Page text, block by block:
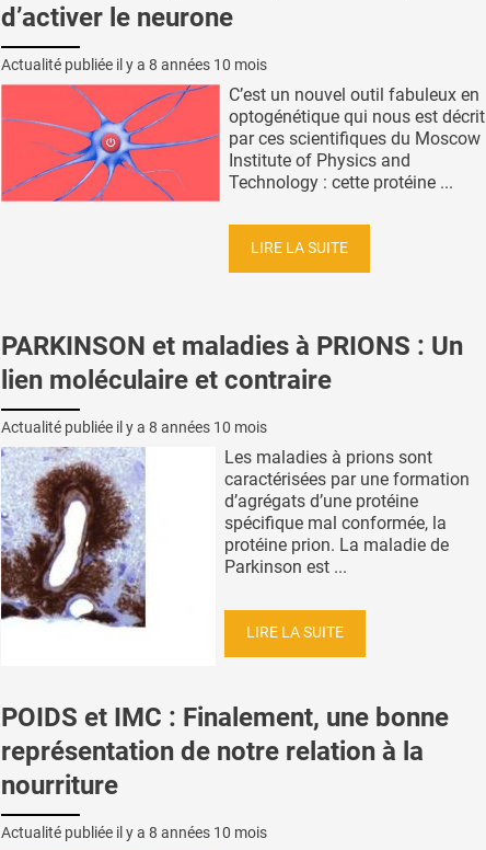
d’activer le neurone
Actualité publiée il y a 8 années 10 mois
C’est un nouvel outil fabuleux en
optogénétique qui nous est décrit
par ces scientifiques du Moscow
Institute of Physics and
Technology : cette protéine ...
LIRE LA SUITE
PARKINSON et maladies à PRIONS : Un
lien moléculaire et contraire
Actualité publiée il y a 8 années 10 mois
Les maladies à prions sont
caractérisées par une formation
d’agrégats d’une protéine
spécifique mal conformée, la
protéine prion. La maladie de
Parkinson est ...
LIRE LA SUITE
POIDS et IMC : Finalement, une bonne
représentation de notre relation à la
nourriture
Actualité publiée il y a 8 années 10 mois